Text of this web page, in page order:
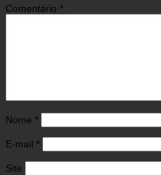
Comentário *
Nome *
E-mail *
Site